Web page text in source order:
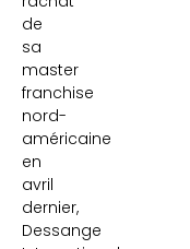
de
sa
master
franchise
nord-
américaine
en
avril
dernier,
Dessange